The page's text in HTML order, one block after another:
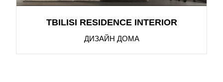
TBILISI RESIDENCE INTERIOR
ДИЗАЙН ДОМА